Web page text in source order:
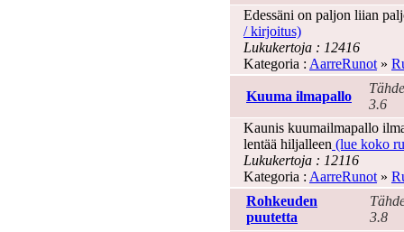
Edessäni on paljon liian
/ kirjoitus)
Lukukertoja : 12416
Kategoria : AarreRunot »
Kuuma ilmapallo
3.6
Kaunis kuumailmapallo
lentää hiljalleen (lue koko
Lukukertoja : 12116
Kategoria : AarreRunot »
Rohkeuden
puutetta
3.8